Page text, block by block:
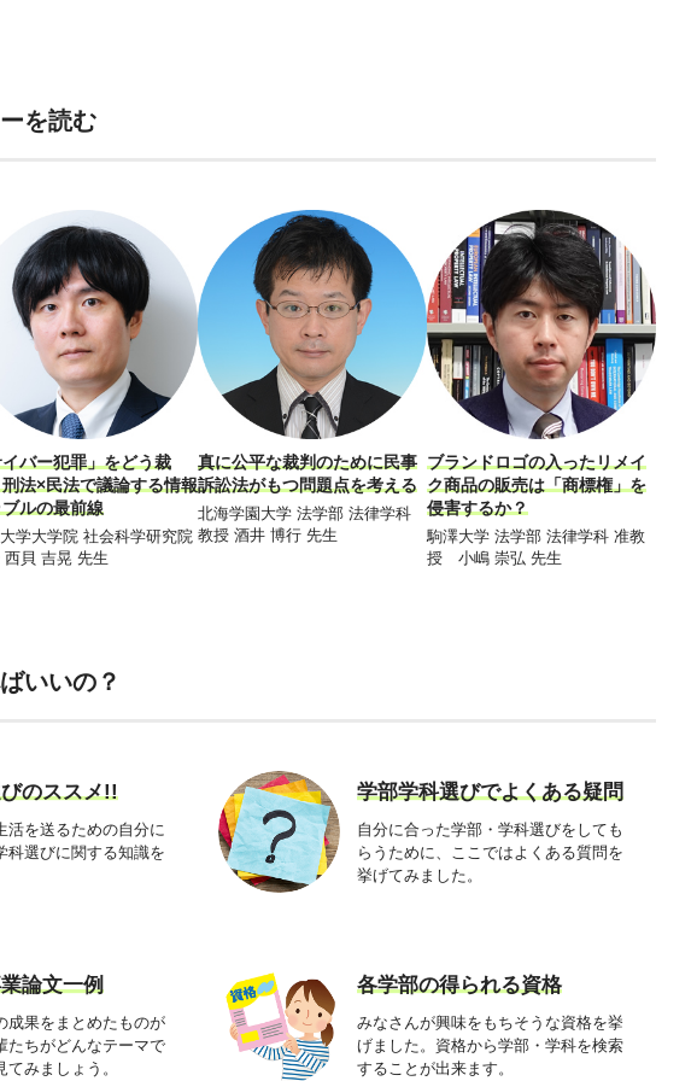
を読む
バー犯罪」をどう裁
法×民法で議論する情報
ルの最前線
学大学院 社会科学研究院
西貝 吉晃 先生
真に公平な裁判のために民事
訴訟法がもつ問題点を考える
北海学園大学 法学部 法律学科
教授 酒井 博行 先生
ブランドロゴの入ったリメイ
ク商品の販売は「商標権」を
侵害するか？
駒澤大学 法学部 法律学科 准教
授 小嶋 崇弘 先生
いいの？
のススメ!!
活を送るための自分に
科選びに関する知識を
学部学科選びでよくある疑問
自分に合った学部・学科選びをしても
らうために、ここではよくある質問を
挙げてみました。
論文一例
成果をまとめたものが
たちがどんなテーマで
みましょう。
各学部の得られる資格
みなさんが興味をもちそうな資格を挙
げました。資格から学部・学科を検索
することが出来ます。